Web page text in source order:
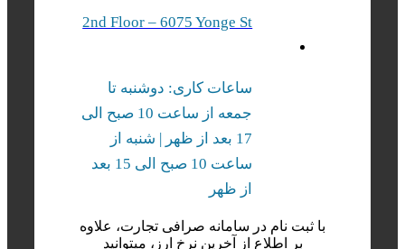
2nd Floor – 6075 Yonge St
ساعات کاری: دوشنبه تا
جمعه از ساعت 10 صبح الی
17 بعد از ظهر | شنبه‌ از
ساعت 10 صبح الی 15 بعد
از ظهر
با ثبت نام در سامانه صرافی تجارت، علاوه
بر اطلاع از آخرین نرخ ارز، میتوانید